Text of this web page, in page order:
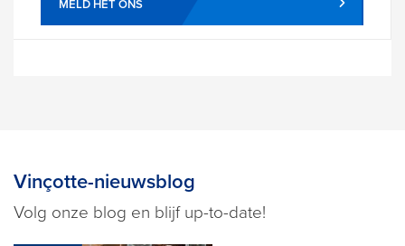
MELD HET ONS
Vinçotte-nieuwsblog
Volg onze blog en blijf up-to-date!